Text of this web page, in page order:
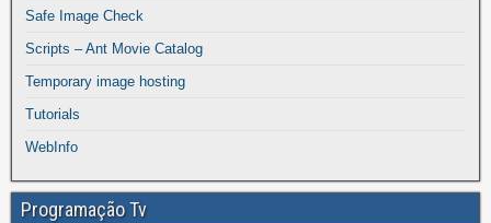
Safe Image Check
Scripts – Ant Movie Catalog
Temporary image hosting
Tutorials
WebInfo
Programação Tv